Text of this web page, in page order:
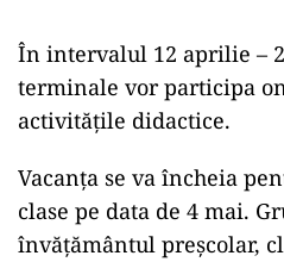
În intervalul 12 aprilie –
terminale vor participa
activităţile didactice.
Vacanţa se va încheia
clase pe data de 4 mai.
învăţământul preşcolar,